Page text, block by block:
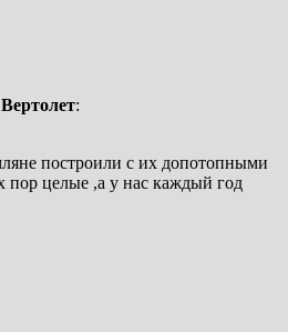
:
построили с их допотопными
пор целые ,а у нас каждый год